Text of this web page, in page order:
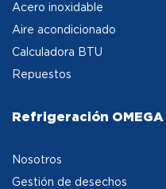
Acero inoxidable
Aire acondicionado
Calculadora BTU
Repuestos
Refrigeración OMEGA
Nosotros
Gestión de desechos